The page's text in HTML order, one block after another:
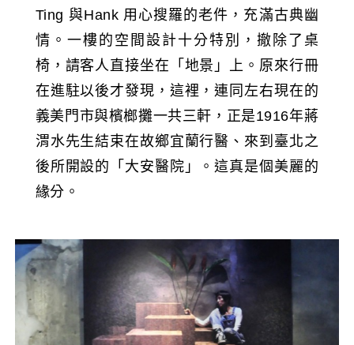
Ting 與Hank 用心搜羅的老件，充滿古典幽
情。一樓的空間設計十分特別，撤除了桌
椅，請客人直接坐在「地景」上。原來行冊
在進駐以後才發現，這裡，連同左右現在的
義美門市與檳榔攤一共三軒，正是1916年蔣
渭水先生結束在故鄉宜蘭行醫、來到臺北之
後所開設的「大安醫院」。這真是個美麗的
緣分。